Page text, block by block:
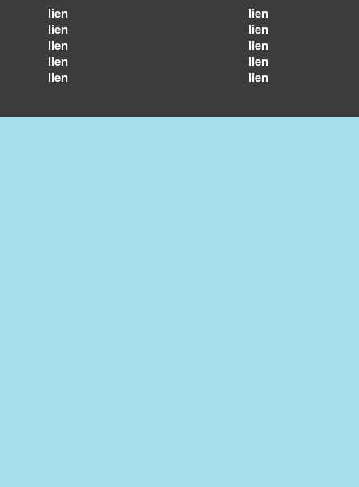
lien
lien
lien
lien
lien
lien
lien
lien
lien
lien